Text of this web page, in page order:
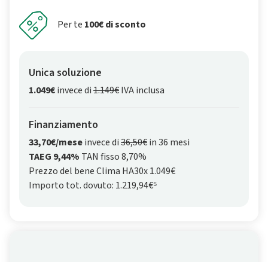
Per te 100€ di sconto
Unica soluzione
1.049€invece di1.149€IVA inclusa
Finanziamento
33,70€/meseinvece di36,50€in 36 mesi
TAEG 9,44% TAN fisso 8,70%
Prezzo del bene Clima HA30x 1.049€
Importo tot. dovuto: 1.219,94€⁵